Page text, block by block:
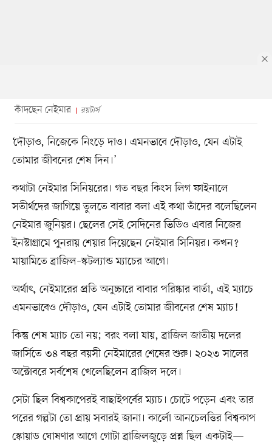
কাঁদছেন নেইমার রয়টার্স
‘দৌড়াও, নিজেকে নিংড়ে দাও। এমনভাবে দৌড়াও, যেন এটাই
তোমার জীবনের শেষ দিন।’
কথাটা নেইমার সিনিয়রের। গত বছর কিংস লিগ ফাইনালে
সতীর্থদের জাগিয়ে তুলতে বাবার বলা এই কথা তাঁদের বলেছিলেন
নেইমার জুনিয়র। ছেলের সেই সেদিনের ভিডিও এবার নিজের
ইনস্টাগ্রামে পুনরায় শেয়ার দিয়েছেন নেইমার সিনিয়র। কখন?
মায়ামিতে ব্রাজিল–স্কটল্যান্ড ম্যাচের আগে।
অর্থাৎ, নেইমারের প্রতি অনুচ্চারে বাবার পরিষ্কার বার্তা, এই ম্যাচে
এমনভাবেও দৌড়াও, যেন এটাই তোমার জীবনের শেষ ম্যাচ!
কিন্তু শেষ ম্যাচ তো নয়; বরং বলা যায়, ব্রাজিল জাতীয় দলের
জার্সিতে ৩৪ বছর বয়সী নেইমারের শেষের শুরু। ২০২৩ সালের
অক্টোবরে সর্বশেষ খেলেছিলেন ব্রাজিল দলে।
সেটা ছিল বিশ্বকাপেরই বাছাইপর্বের ম্যাচ। চোটে পড়েন এবং তার
পরের গল্পটা তো প্রায় সবারই জানা। কার্লো আনচেলত্তির বিশ্বকাপ
স্কোয়াড ঘোষণার আগে গোটা ব্রাজিলজুড়ে প্রশ্ন ছিল একটাই—